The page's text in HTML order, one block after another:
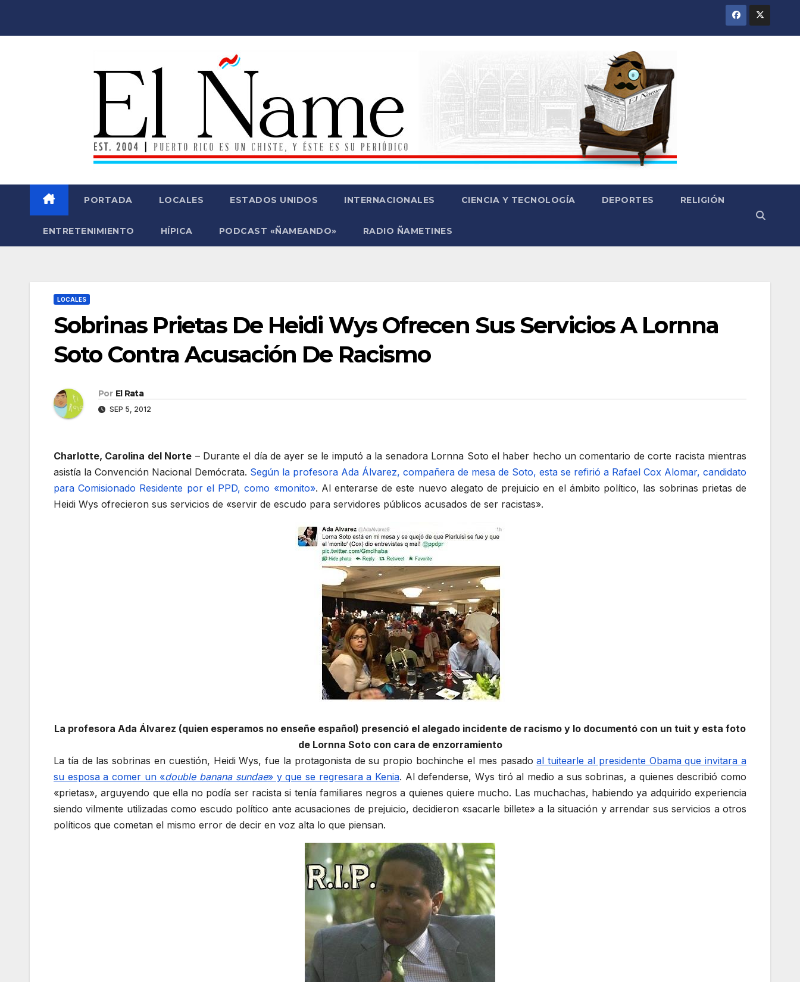
PORTADA LOCALES ESTADOS UNIDOS INTERNACIONALES CIENCIA Y TECNOLOGÍA DEPORTES RELIGIÓN
ENTRETENIMIENTO HÍPICA PODCAST «ÑAMEANDO» RADIO ÑAMETINES
LOCALES
Sobrinas Prietas De Heidi Wys Ofrecen Sus Servicios A Lornna
Soto Contra Acusación De Racismo
Por El Rata
SEP 5, 2012
Charlotte, Carolina del Norte – Durante el día de ayer se le imputó a la senadora Lornna Soto el haber hecho un comentario de corte racista mientras
asistía la Convención Nacional Demócrata. Según la profesora Ada Álvarez, compañera de mesa de Soto, esta se refirió a Rafael Cox Alomar, candidato
para Comisionado Residente por el PPD, como «monito». Al enterarse de este nuevo alegato de prejuicio en el ámbito político, las sobrinas prietas de
Heidi Wys ofrecieron sus servicios de «servir de escudo para servidores públicos acusados de ser racistas».
La profesora Ada Álvarez (quien esperamos no enseñe español) presenció el alegado incidente de racismo y lo documentó con un tuit y esta foto
de Lornna Soto con cara de enzorramiento
La tía de las sobrinas en cuestión, Heidi Wys, fue la protagonista de su propio bochinche el mes pasadoal tuitearle al presidente Obama que invitara a
su esposa a comer un «double banana sundae» y que se regresara a Kenia. Al defenderse, Wys tiró al medio a sus sobrinas, a quienes describió como
«prietas», arguyendo que ella no podía ser racista si tenía familiares negros a quienes quiere mucho. Las muchachas, habiendo ya adquirido experiencia
siendo vilmente utilizadas como escudo político ante acusaciones de prejuicio, decidieron «sacarle billete» a la situación y arrendar sus servicios a otros
políticos que cometan el mismo error de decir en voz alta lo que piensan.